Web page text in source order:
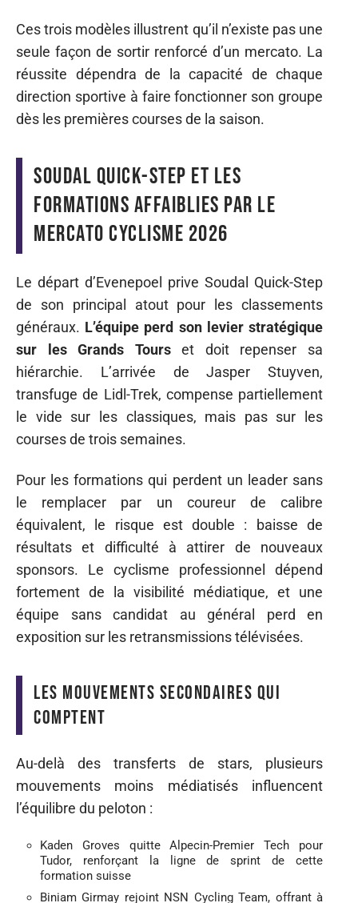
Ces trois modèles illustrent qu’il n’existe pas une
seule façon de sortir renforcé d’un mercato. La
réussite dépendra de la capacité de chaque
direction sportive à faire fonctionner son groupe
dès les premières courses de la saison.
Soudal Quick-Step et les
formations affaiblies par le
mercato cyclisme 2026
Le départ d’Evenepoel prive Soudal Quick-Step
de son principal atout pour les classements
généraux. L’équipe perd son levier stratégique
sur les Grands Tourset doit repenser sa
hiérarchie. L’arrivée de Jasper Stuyven,
transfuge de Lidl-Trek, compense partiellement
le vide sur les classiques, mais pas sur les
courses de trois semaines.
Pour les formations qui perdent un leader sans
le remplacer par un coureur de calibre
équivalent, le risque est double : baisse de
résultats et difficulté à attirer de nouveaux
sponsors. Le cyclisme professionnel dépend
fortement de la visibilité médiatique, et une
équipe sans candidat au général perd en
exposition sur les retransmissions télévisées.
Les mouvements secondaires qui
comptent
Au-delà des transferts de stars, plusieurs
mouvements moins médiatisés influencent
l’équilibre du peloton :
Kaden Groves quitte Alpecin-Premier Tech pour
Tudor, renforçant la ligne de sprint de cette
formation suisse
Biniam Girmay rejoint NSN Cycling Team, offrant à